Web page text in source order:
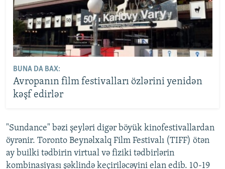
BUNA DA BAX:
Avropanın film festivalları özlərini yenidən
kəşf edirlər
"Sundance" bəzi şeyləri digər böyük kinofestivallardan
öyrənir. Toronto Beynəlxalq Film Festivalı (TIFF) ötən
ay builki tədbirin virtual və fiziki tədbirlərin
kombinasiyası şəklində keçiriləcəyini elan edib. 10-19